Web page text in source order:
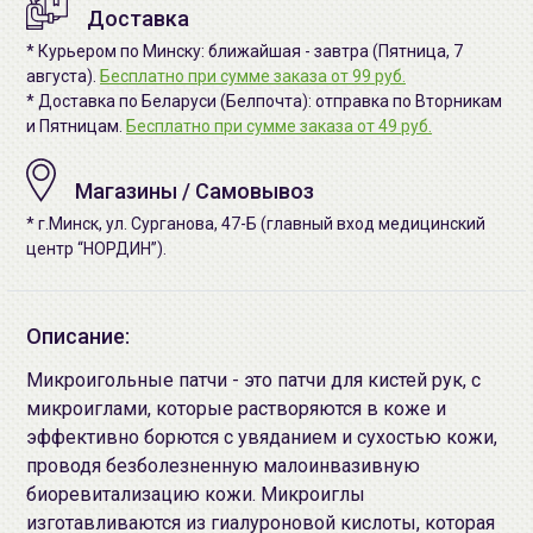
Доставка
* Курьером по Минску: ближайшая - завтра (Пятница, 7
августа). Бесплатно при сумме заказа от 99 руб.
* Доставка по Беларуси (Белпочта): отправка по Вторникам
и Пятницам. Бесплатно при сумме заказа от 49 руб.
Магазины / Самовывоз
* г.Минск, ул. Сурганова, 47-Б (главный вход медицинский
центр “НОРДИН”).
Описание:
Микроигольные патчи - это патчи для кистей рук, с
микроиглами, которые растворяются в коже и
эффективно борются с увяданием и сухостью кожи,
проводя безболезненную малоинвазивную
биоревитализацию кожи. Микроиглы
изготавливаются из гиалуроновой кислоты, которая